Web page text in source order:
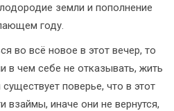
земли и пополнение
году.
во всё новое в этот вечер, то
в чем себе не отказывать, жить
поверье, что в этот
взаймы, иначе они не вернутся,